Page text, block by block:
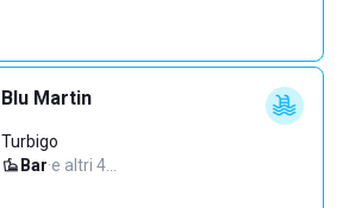
Blu Martin
Turbigo
Bar·e altri 4…